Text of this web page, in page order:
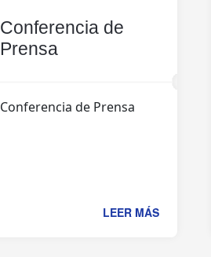
Conferencia de
Prensa
Conferencia de Prensa
LEER MÁS